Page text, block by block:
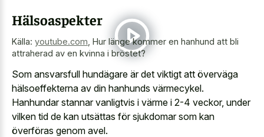
Hälsoaspekter
Källa: youtube.com Hur länge kommer en hanhund att bli
attraherad av en kvinna i bröstet?
Som ansvarsfull hundägare är det viktigt att överväga
hälsoeffekterna av din hanhunds värmecykel.
Hanhundar stannar vanligtvis i värme i 2-4 veckor, under
vilken tid de kan utsättas för sjukdomar som kan
överföras genom avel.